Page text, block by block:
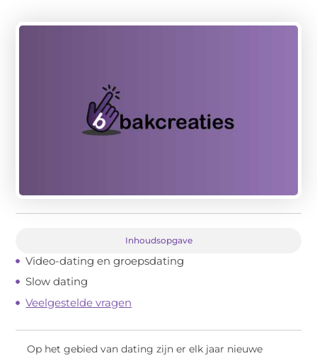
Inhoudsopgave
Video-dating en groepsdating
Slow dating
Veelgestelde vragen
Op het gebied van dating zijn er elk jaar nieuwe